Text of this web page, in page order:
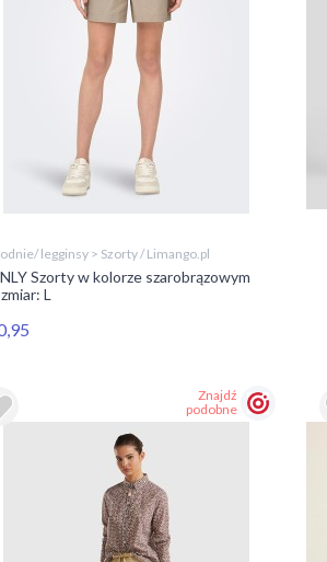
legginsy > Szorty / Limango.pl
Szorty w kolorze szarobrązowym
L
Znajdź
podobne